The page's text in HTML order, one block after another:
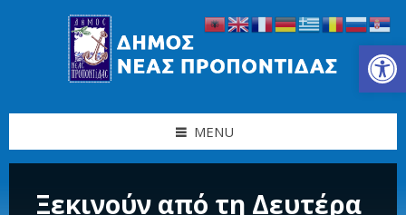
Ανοίξτε τη γραμμή εργαλείων
MENU
Ξεκινούν από τη Δευτέρα